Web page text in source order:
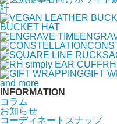
計
BUCKET HAT
GIFT
and more
INFORMATION
コラム
お知らせ
コーディネートスナップ